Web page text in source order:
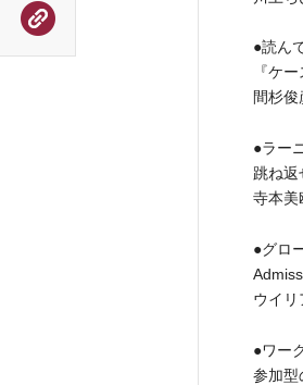
●読ん
『ケ
間杉俊
●ラー
跳ね
寺本美
●グロ
ウイリ
●ワー
参加型